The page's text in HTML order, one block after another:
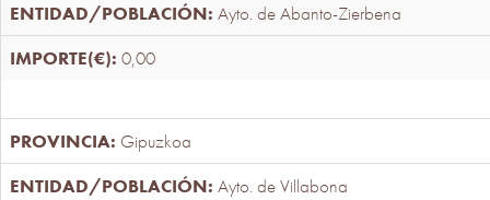
Ayto. de Abanto-Zierbena
0,00
Gipuzkoa
Ayto. de Villabona